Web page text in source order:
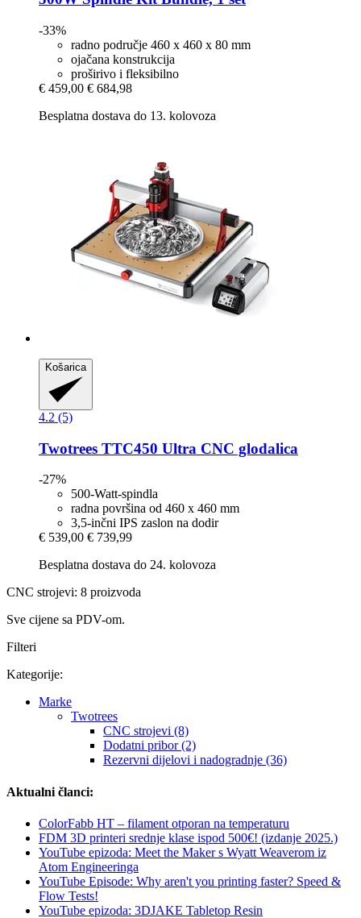
-33%
radno područje 460 x 460 x 80 mm
ojačana konstrukcija
proširivo i fleksibilno
€ 459,00 € 684,98
Besplatna dostava do 13. kolovoza
Košarica
4.2 (5)
Twotrees TTC450 Ultra CNC glodalica
-27%
500-Watt-spindla
radna površina od 460 x 460 mm
3,5-inčni IPS zaslon na dodir
€ 539,00 € 739,99
Besplatna dostava do 24. kolovoza
CNC strojevi: 8 proizvoda
Sve cijene sa PDV-om.
Filteri
Kategorije:
Marke
Twotrees
CNC strojevi (8)
Dodatni pribor (2)
Rezervni dijelovi i nadogradnje (36)
Aktualni članci:
ColorFabb HT – filament otporan na temperaturu
FDM 3D printeri srednje klase ispod 500€! (izdanje 2025.)
YouTube epizoda: Meet the Maker s Wyatt Weaverom iz
Atom Engineeringa
YouTube Episode: Why aren't you printing faster? Speed &
Flow Tests!
YouTube epizoda: 3DJAKE Tabletop Resin